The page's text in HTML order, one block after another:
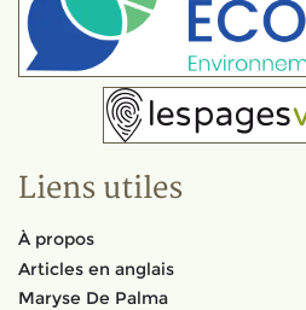
Liens utiles
À propos
Articles en anglais
Maryse De Palma